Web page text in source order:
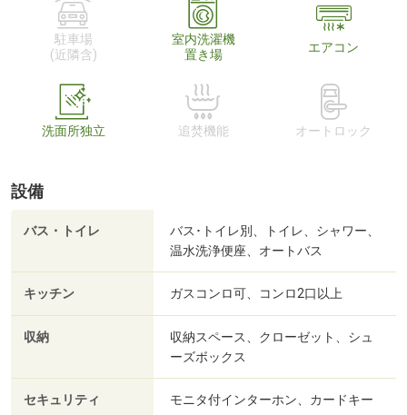
駐車場
(近隣含)
室内洗濯機
置き場
エアコン
洗面所独立 追焚機能 オートロック
設備
バス・トイレ
バス･トイレ別、トイレ、シャワー、
温水洗浄便座、オートバス
キッチン ガスコンロ可、コンロ2口以上
収納
収納スペース、クローゼット、シュ
ーズボックス
セキュリティ モニタ付インターホン、カードキー